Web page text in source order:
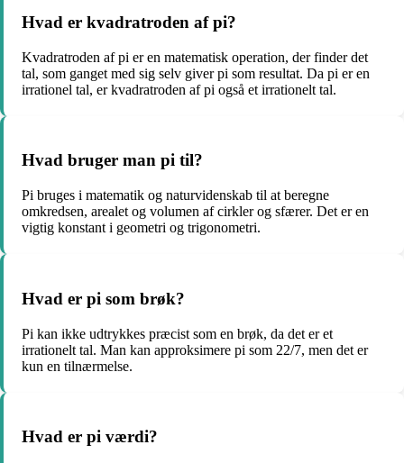
Hvad er kvadratroden af pi?
Kvadratroden af pi er en matematisk operation, der finder det
tal, som ganget med sig selv giver pi som resultat. Da pi er en
irrationel tal, er kvadratroden af pi også et irrationelt tal.
Hvad bruger man pi til?
Pi bruges i matematik og naturvidenskab til at beregne
omkredsen, arealet og volumen af cirkler og sfærer. Det er en
vigtig konstant i geometri og trigonometri.
Hvad er pi som brøk?
Pi kan ikke udtrykkes præcist som en brøk, da det er et
irrationelt tal. Man kan approksimere pi som 22/7, men det er
kun en tilnærmelse.
Hvad er pi værdi?